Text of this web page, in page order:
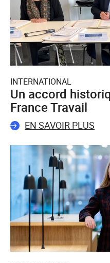
INTERNATIONAL
Un accord
France Travail
EN SAVOIR PLUS